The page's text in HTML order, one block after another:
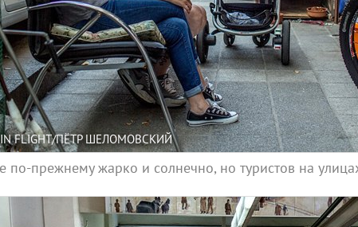
FLIGHT/ПЁТР ШЕЛОМОВСКИЙ
по-прежнему жарко и солнечно, но туристов на